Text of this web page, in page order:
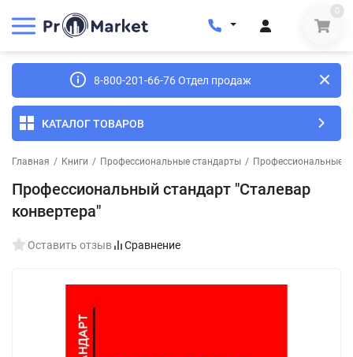
0
8-800-201-66-76 Отдел продаж
КАТАЛОГ ТОВАРОВ
Главная / Книги / Профессиональные стандарты / Профессиональные
Профессиональный стандарт "Сталевар
конвертера"
Оставить отзыв Сравнение